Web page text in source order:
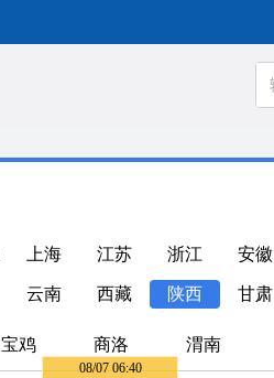
上海 江苏 浙江 安徽
云南 西藏 陕西 甘肃
宝鸡 商洛 渭南
08/07 06:40